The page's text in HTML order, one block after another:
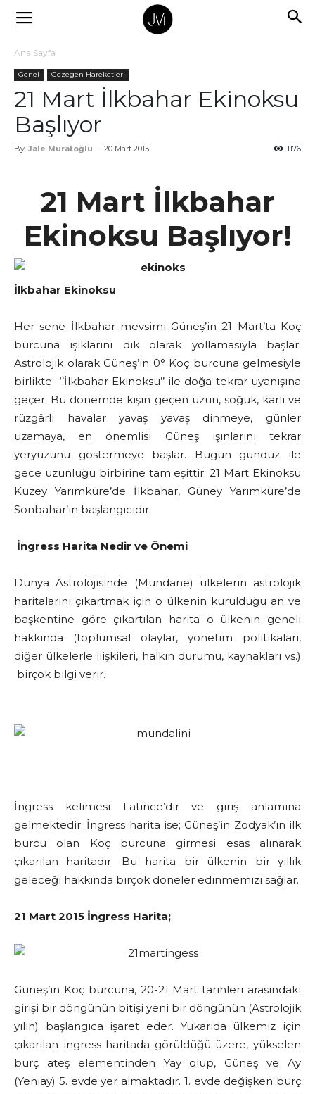
Ana Sayfa
Genel Gezegen Hareketleri
21 Mart İlkbahar Ekinoksu
Başlıyor
By Jale Muratoğlu - 20 Mart 2015 1176
21 Mart İlkbahar
Ekinoksu Başlıyor!
İlkbahar Ekinoksu
Her sene İlkbahar mevsimi Güneş’in 21 Mart’ta Koç
burcuna ışıklarını dik olarak yollamasıyla başlar.
Astrolojik olarak Güneş’in 0° Koç burcuna gelmesiyle
birlikte ‘’İlkbahar Ekinoksu’’ ile doğa tekrar uyanışına
geçer. Bu dönemde kışın geçen uzun, soğuk, karlı ve
rüzgârlı havalar yavaş yavaş dinmeye, günler
uzamaya, en önemlisi Güneş ışınlarını tekrar
yeryüzünü göstermeye başlar. Bugün gündüz ile
gece uzunluğu birbirine tam eşittir. 21 Mart Ekinoksu
Kuzey Yarımküre’de İlkbahar, Güney Yarımküre’de
Sonbahar’ın başlangıcıdır.
İngress Harita Nedir ve Önemi
Dünya Astrolojisinde (Mundane) ülkelerin astrolojik
haritalarını çıkartmak için o ülkenin kurulduğu an ve
başkentine göre çıkartılan harita o ülkenin geneli
hakkında (toplumsal olaylar, yönetim politikaları,
diğer ülkelerle ilişkileri, halkın durumu, kaynakları vs.)
birçok bilgi verir.
İngress kelimesi Latince’dir ve giriş anlamına
gelmektedir. İngress harita ise; Güneş’in Zodyak’ın ilk
burcu olan Koç burcuna girmesi esas alınarak
çıkarılan haritadır. Bu harita bir ülkenin bir yıllık
geleceği hakkında birçok doneler edinmemizi sağlar.
21 Mart 2015 İngress Harita;
Güneş’in Koç burcuna, 20-21 Mart tarihleri arasındaki
girişi bir döngünün bitişi yeni bir döngünün (Astrolojik
yılın) başlangıca işaret eder. Yukarıda ülkemiz için
çıkarılan ingress haritada görüldüğü üzere, yükselen
burç ateş elementinden Yay olup, Güneş ve Ay
(Yeniay) 5. evde yer almaktadır. 1. evde değişken burç